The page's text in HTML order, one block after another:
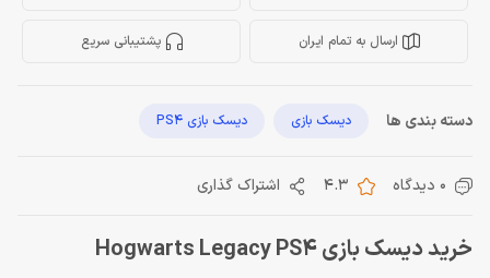
ارسال به تمام ایران پشتیبانی سریع
دسته بندی ها دیسک بازی دیسک بازی PS4
0 دیدگاه 4.3 اشتراک گذاری
خرید دیسک بازی Hogwarts Legacy PS4